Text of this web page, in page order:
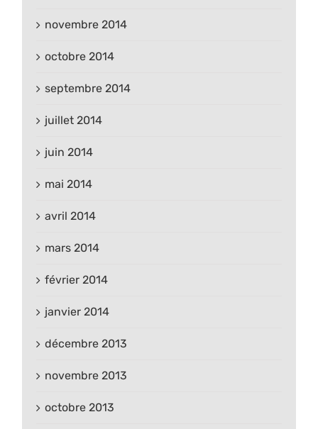
novembre 2014
octobre 2014
septembre 2014
juillet 2014
juin 2014
mai 2014
avril 2014
mars 2014
février 2014
janvier 2014
décembre 2013
novembre 2013
octobre 2013